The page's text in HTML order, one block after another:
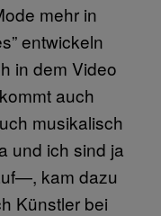
mehr in
entwickeln
in dem Video
auch
musikalisch
und ich sind ja
kam dazu
Künstler bei